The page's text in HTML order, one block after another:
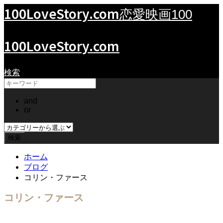
100LoveStory.com恋愛映画100
100LoveStory.com
検索
and
or
ホーム
ブログ
コリン・ファース
コリン・ファース